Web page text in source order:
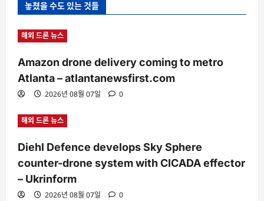
놓쳤을 수도 있는 것들
해외 드론 뉴스
Amazon drone delivery coming to metro
Atlanta – atlantanewsfirst.com
2026년 08월 07일 0
해외 드론 뉴스
Diehl Defence develops Sky Sphere
counter-drone system with CICADA effector
– Ukrinform
2026년 08월 07일 0